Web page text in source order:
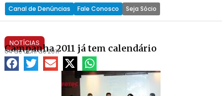
Canal de Denúncias Fale Conosco Seja Sócio
NOTÍCIAS
Campanha 2011 já tem calendário
04 de abril de 2011